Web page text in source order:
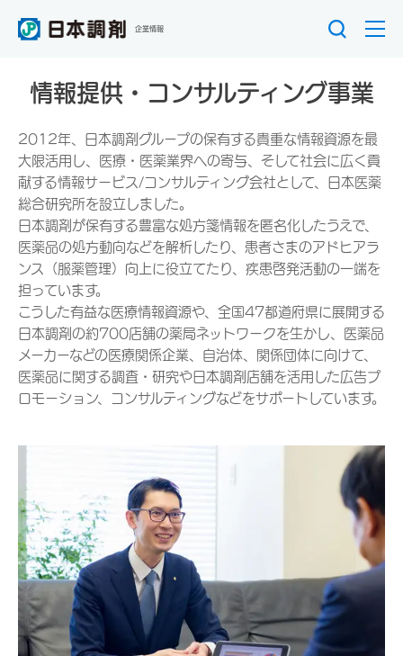
企業情報
情報提供・コンサルティング事業
2012年、日本調剤グループの保有する貴重な情報資源を最
大限活用し、医療・医薬業界への寄与、そして社会に広く貢
献する情報サービス/コンサルティング会社として、日本医薬
総合研究所を設立しました。
日本調剤が保有する豊富な処方箋情報を匿名化したうえで、
医薬品の処方動向などを解析したり、患者さまのアドヒアラ
ンス（服薬管理）向上に役立てたり、疾患啓発活動の一端を
担っています。
こうした有益な医療情報資源や、全国47都道府県に展開する
日本調剤の約700店舗の薬局ネットワークを生かし、医薬品
メーカーなどの医療関係企業、自治体、関係団体に向けて、
医薬品に関する調査・研究や日本調剤店舗を活用した広告プ
ロモーション、コンサルティングなどをサポートしています。